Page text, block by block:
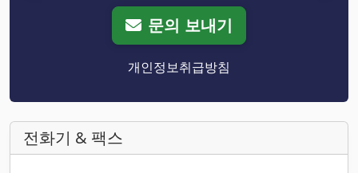
문의 보내기
개인정보취급방침
전화기 & 팩스